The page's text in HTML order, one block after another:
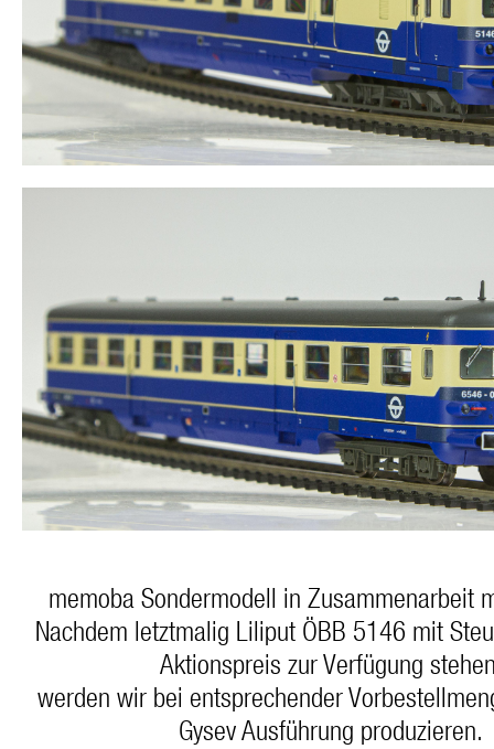
memoba Sondermodell in Zusammenarbeit
Nachdem letztmalig Liliput ÖBB 5146 mit
Aktionspreis zur Verfügung
werden wir bei entsprechender
Gysev Ausführung produzieren.